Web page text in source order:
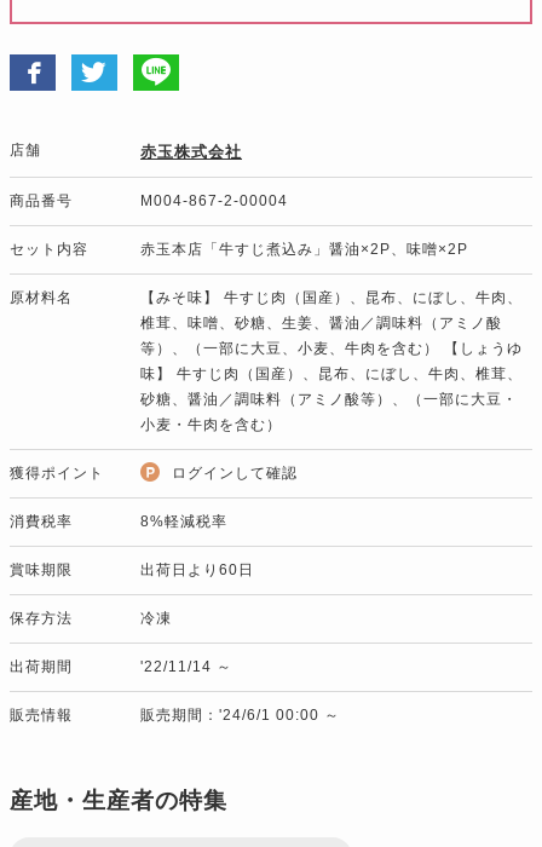
店舗 赤玉株式会社
商品番号 M004-867-2-00004
セット内容 赤玉本店「牛すじ煮込み」醤油×2P、味噌×2P
原材料名
【みそ味】 牛すじ肉（国産）、昆布、にぼし、牛肉、
椎茸、味噌、砂糖、生姜、醤油／調味料（アミノ酸
等）、（一部に大豆、小麦、牛肉を含む） 【しょうゆ
味】 牛すじ肉（国産）、昆布、にぼし、牛肉、椎茸、
砂糖、醤油／調味料（アミノ酸等）、（一部に大豆・
小麦・牛肉を含む）
獲得ポイント ログインして確認
消費税率 8%軽減税率
賞味期限 出荷日より60日
保存方法 冷凍
出荷期間 '22/11/14 ～
販売情報 販売期間：'24/6/1 00:00 ～
産地・生産者の特集